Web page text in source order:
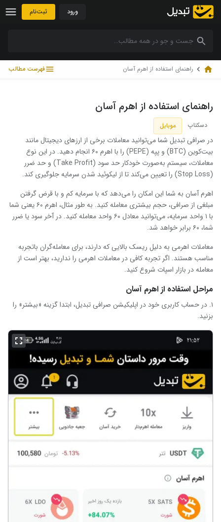
پرش به محتوا
ورود ثبت‌نام
راهنمای استفاده از اهرم آسان
دسکتاپ موبایل
در صرافی تبدیل شما می‌توانید معاملات برخی از ارزهای دیجیتال مانند
بیت‌کوین (BTC) و پپه (PEPE) را با اهرم ۶۰ انجام دهید. در این نوع
معاملات، سیستم به‌صورت خودکار حد سود (Take Profit) و حد ضرر
(Stop Loss) را تعیین می‌کند تا از لیکوئید شدن سرمایه جلوگیری کند.
اهرم آسان به شما این امکان را می‌دهد که با سرمایه کم و با قرض گرفتن
مبلغی از صرافی، حجم بیشتری معامله کنید. به طور مثال، اهرم ۶۰ یعنی شما
با ۱ واحد سرمایه، می‌توانید معادل ۶۰ واحد معامله کنید. در آخر سود یا ضرر
شما، ۶۰ برابر خواهد شد.
معاملات اهرمی به دلیل ریسک بالایی که دارند، برای معامله‌گران باتجربه
مناسب هستند. اگر تجربه کافی در معاملات اهرمی را ندارید، بهتر است از
معامله در بازار اسپات شروع کنید.
مراحل استفاده از اهرم آسان
۱. در حساب کاربری خود در اپلیکیشن صرافی تبدیل، ابتدا گزینه «بیشتر» را
بزنید.
راهنمای استفاده از اهرم آسان فهرست مطالب